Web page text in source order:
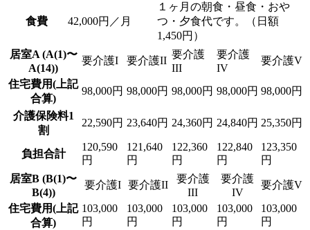
食費 42,000円／月
１ヶ月の朝食・昼食・おや
つ・夕食代です。（日額
1,450円）
居室A (A(1)〜
A(14))
要介護I 要介護II
要介護
III
要介護
IV
要介護V
住宅費用(上記
合算)
98,000円 98,000円 98,000円 98,000円 98,000円
介護保険料1
割
22,590円 23,640円 24,360円 24,840円 25,350円
負担合計
120,590
円
121,640
円
122,360
円
122,840
円
123,350
円
居室B (B(1)〜
B(4))
要介護I 要介護II
要介護
III
要介護
IV
要介護V
住宅費用(上記
合算)
103,000
円
103,000
円
103,000
円
103,000
円
103,000
円